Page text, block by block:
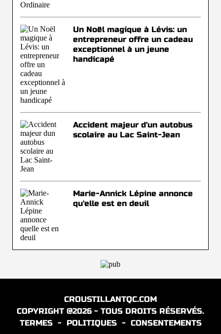
Un Noël magique à Lévis: un
entrepreneur offre un cadeau
exceptionnel à un jeune
handicapé
Accident majeur d'un autobus
scolaire au Lac Saint-Jean
Marie-Annick Lépine annonce
qu'elle est en deuil
CROUSTILLANTQC.COM
COPYRIGHT @2026 - TOUS DROITS RÉSERVÉS.
TERMES- POLITIQUES- CONSENTEMENTS